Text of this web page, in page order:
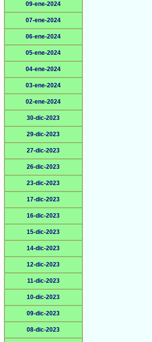
09-ene-2024
07-ene-2024
06-ene-2024
05-ene-2024
04-ene-2024
03-ene-2024
02-ene-2024
30-dic-2023
29-dic-2023
27-dic-2023
26-dic-2023
23-dic-2023
17-dic-2023
16-dic-2023
15-dic-2023
14-dic-2023
12-dic-2023
11-dic-2023
10-dic-2023
09-dic-2023
08-dic-2023